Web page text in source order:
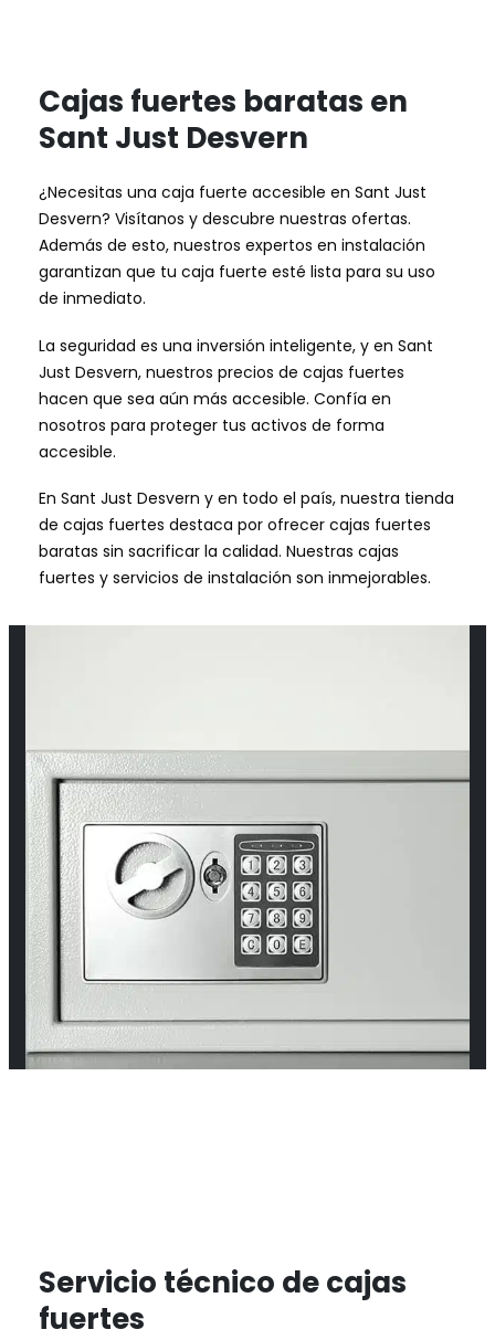
Cajas fuertes baratas en
Sant Just Desvern
¿Necesitas una caja fuerte accesible en Sant Just
Desvern? Visítanos y descubre nuestras ofertas.
Además de esto, nuestros expertos en instalación
garantizan que tu caja fuerte esté lista para su uso
de inmediato.
La seguridad es una inversión inteligente, y en Sant
Just Desvern, nuestros precios de cajas fuertes
hacen que sea aún más accesible. Confía en
nosotros para proteger tus activos de forma
accesible.
En Sant Just Desvern y en todo el país, nuestra tienda
de cajas fuertes destaca por ofrecer cajas fuertes
baratas sin sacrificar la calidad. Nuestras cajas
fuertes y servicios de instalación son inmejorables.
Servicio técnico de cajas
fuertes